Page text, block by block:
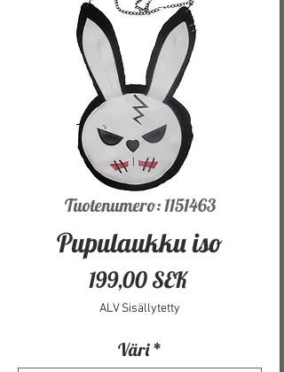
Tuotenumero: 1151463
Pupulaukku iso
199,00 SEKHinta
ALV Sisällytetty
Väri *